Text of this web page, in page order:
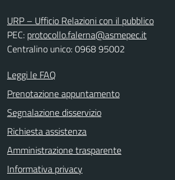
URP – Ufficio Relazioni con il pubblico
PEC: protocollo.falerna@asmepec.it
Centralino unico: 0968 95002
Leggi le FAQ
Prenotazione appuntamento
Segnalazione disservizio
Richiesta assistenza
Amministrazione trasparente
Informativa privacy